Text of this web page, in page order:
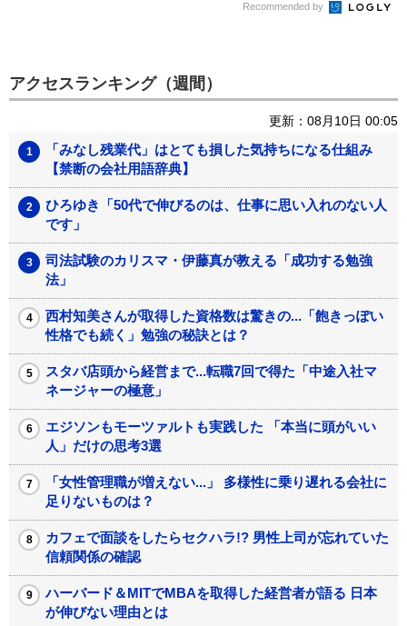
Recommended by
アクセスランキング（週間）
更新：08月10日 00:05
「みなし残業代」はとても損した気持ちになる仕組み
【禁断の会社用語辞典】
ひろゆき「50代で伸びるのは、仕事に思い入れのない人
です」
司法試験のカリスマ・伊藤真が教える「成功する勉強
法」
西村知美さんが取得した資格数は驚きの...「飽きっぽい
性格でも続く」勉強の秘訣とは？
スタバ店頭から経営まで...転職7回で得た「中途入社マ
ネージャーの極意」
エジソンもモーツァルトも実践した 「本当に頭がいい
人」だけの思考3選
「女性管理職が増えない...」 多様性に乗り遅れる会社に
足りないものは？
カフェで面談をしたらセクハラ!? 男性上司が忘れていた
信頼関係の確認
ハーバード＆MITでMBAを取得した経営者が語る 日本
が伸びない理由とは